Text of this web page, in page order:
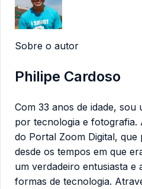
Sobre o autor
Philipe Cardoso
Com 33 anos de idade, sou
por tecnologia e fotografia.
do Portal Zoom Digital, que
desde os tempos em que
um verdadeiro entusiasta e
formas de tecnologia.